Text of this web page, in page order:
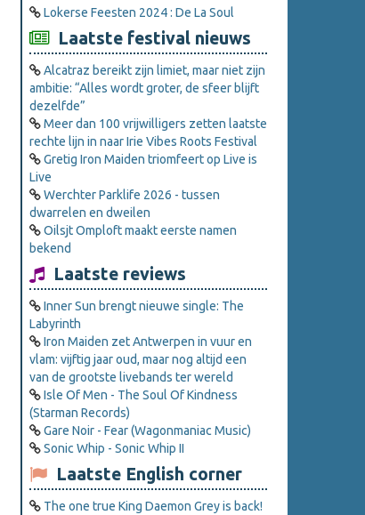
Lokerse Feesten 2024 : De La Soul
Laatste festival nieuws
Alcatraz bereikt zijn limiet, maar niet zijn
ambitie: “Alles wordt groter, de sfeer blijft
dezelfde”
Meer dan 100 vrijwilligers zetten laatste
rechte lijn in naar Irie Vibes Roots Festival
Gretig Iron Maiden triomfeert op Live is
Live
Werchter Parklife 2026 - tussen
dwarrelen en dweilen
Oilsjt Omploft maakt eerste namen
bekend
Laatste reviews
Inner Sun brengt nieuwe single: The
Labyrinth
Iron Maiden zet Antwerpen in vuur en
vlam: vijftig jaar oud, maar nog altijd een
van de grootste livebands ter wereld
Isle Of Men - The Soul Of Kindness
(Starman Records)
Gare Noir - Fear (Wagonmaniac Music)
Sonic Whip - Sonic Whip II
Laatste English corner
The one true King Daemon Grey is back!